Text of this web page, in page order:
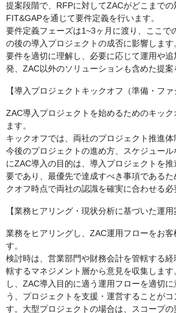
提案段階で、RFPに対してZACがどこまで
FIT&GAPを通じて要件定義を行います。
要件定義フェーズは1~3ヶ月に渡り、ここで
の後の導入プロジェクトの成否に影響しま
要件を適切に理解し、必要に応じて運用や追
発、ZAC以外のソリューションも含めた提案
【導入プロジェクトキックオフ（準備・ファ
ZAC導入プロジェクトを始めるためのキッ
ます。
キックオフでは、両社のプロジェクト推進体
今後のプロジェクトの進め方、スケジュー
にZAC導入の目的は、導入プロジェクトを
要であり、最優先で達成すべき事項である
クオフ時点で両社の認識を確実に合わせる必
【業務ヒアリング・現状分析に基づいた運用
業務をヒアリングし、ZAC運用フローをお客
す。
検討時は、営業部門や財務会計を管轄する
轄するマネジメント層から意見を収集しま
し、ZAC導入目的に適う運用フローを適切
う、プロジェクトを支援・運営することが
す。大型プロジェクトの場合は、スコープ